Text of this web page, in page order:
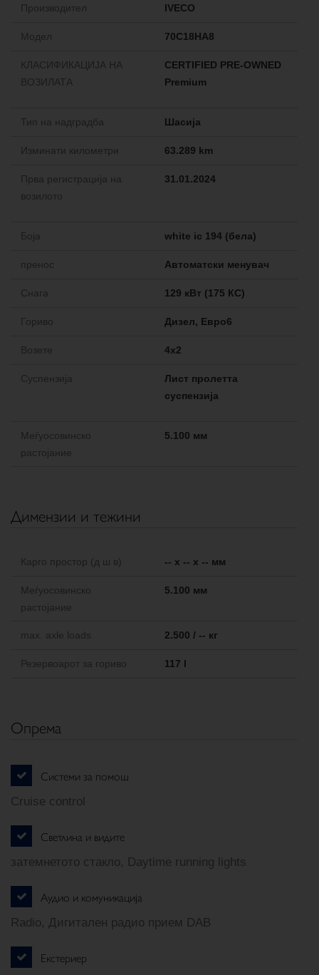
Производител IVECO
Модел 70C18HA8
КЛАСИФИКАЦИЈА НА
ВОЗИЛАТА
CERTIFIED PRE-OWNED
Premium
Тип на надградба Шасија
Изминати километри 63.289 km
Прва регистрација на
возилото
31.01.2024
Боја white ic 194 (бела)
пренос Aвтоматски менувач
Снага 129 кВт (175 КС)
Гориво Дизел, Евро6
Возете 4x2
Cуспензија
Лист пролетта
суспензија
Меѓуосовинско
растојание
5.100 мм
Димензии и тежини
Карго простор (д ш в) -- x -- x -- мм
Меѓуосовинско
растојание
5.100 мм
max. axle loads 2.500 / -- кг
Резервоарот за гориво 117 l
Опрема
Системи за помош
Cruise control
Светлина и видите
затемнетото стакло, Daytime running lights
Аудио и комуникација
Radio, Дигитален радио прием DAB
Екстериер